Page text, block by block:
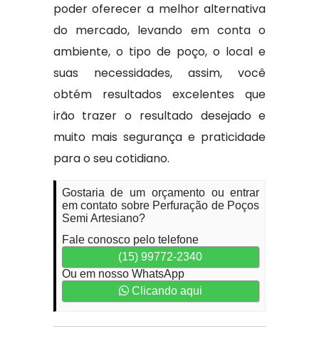
poder oferecer a melhor alternativa
do mercado, levando em conta o
ambiente, o tipo de poço, o local e
suas necessidades, assim, você
obtém resultados excelentes que
irão trazer o resultado desejado e
muito mais segurança e praticidade
para o seu cotidiano.
Gostaria de um orçamento ou entrar
em contato sobre Perfuração de Poços
Semi Artesiano?
Fale conosco pelo telefone
(15) 99772-2340
Ou em nosso WhatsApp
Clicando aqui